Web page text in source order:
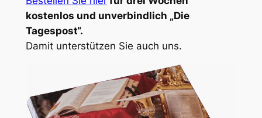
kostenlos und unverbindlich „Die
Tagespost“.
Damit unterstützen Sie auch uns.